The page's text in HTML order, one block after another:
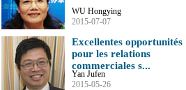
WU Hongying
2015-07-07
Excellentes opportunités
pour les relations
commerciales s...
Yan Jufen
2015-05-26